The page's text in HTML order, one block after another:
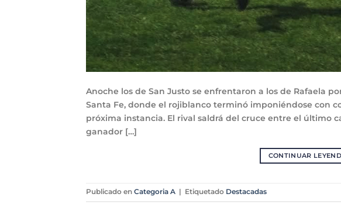
Anoche los de San Justo se enfrentaron a los de Rafaela
Santa Fe, donde el rojiblanco terminó imponiéndose con
próxima instancia. El rival saldrá del cruce entre el último
ganador […]
CONTINUAR
Publicado en Categoria A Etiquetado Destacadas